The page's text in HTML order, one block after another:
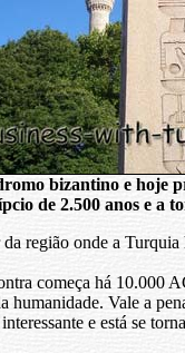
bizantino e hoje
de 2.500 anos e a
da região onde a
começa há 10.000
humanidade. Vale a
e está se